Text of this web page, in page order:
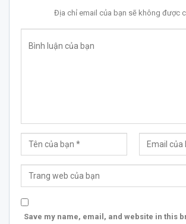
Địa chỉ email của bạn sẽ không được
Save my name, email, and website in this